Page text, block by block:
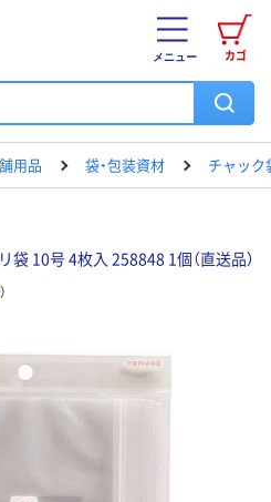
カゴ
メニュー
用品 袋・包装資材 チャック
10号 4枚入 258848 1個（直送品）
）